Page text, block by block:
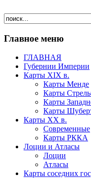
Главное меню
ГЛАВНАЯ
Губернии Империи
Карты XIX в.
Карты Менде
Карты
Карты
Карты
Карты XX в.
Современные
Карты РККА
Лоции и Атласы
Лоции
Атласы
Карты соседних